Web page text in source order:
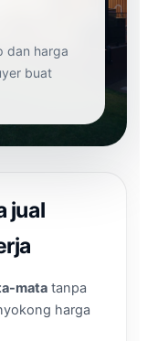
dan harga
buat
jual
mata tanpa
harga